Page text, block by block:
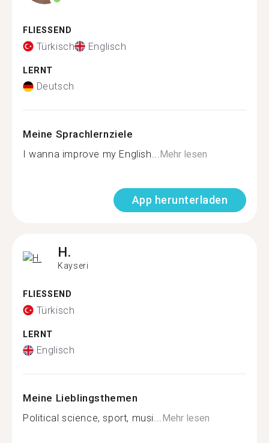
FLIESSEND
Türkisch Englisch
LERNT
Deutsch
Meine Sprachlernziele
I wanna improve my English...Mehr lesen
App herunterladen
H.
Kayseri
FLIESSEND
Türkisch
LERNT
Englisch
Meine Lieblingsthemen
Political science, sport, musi...Mehr lesen